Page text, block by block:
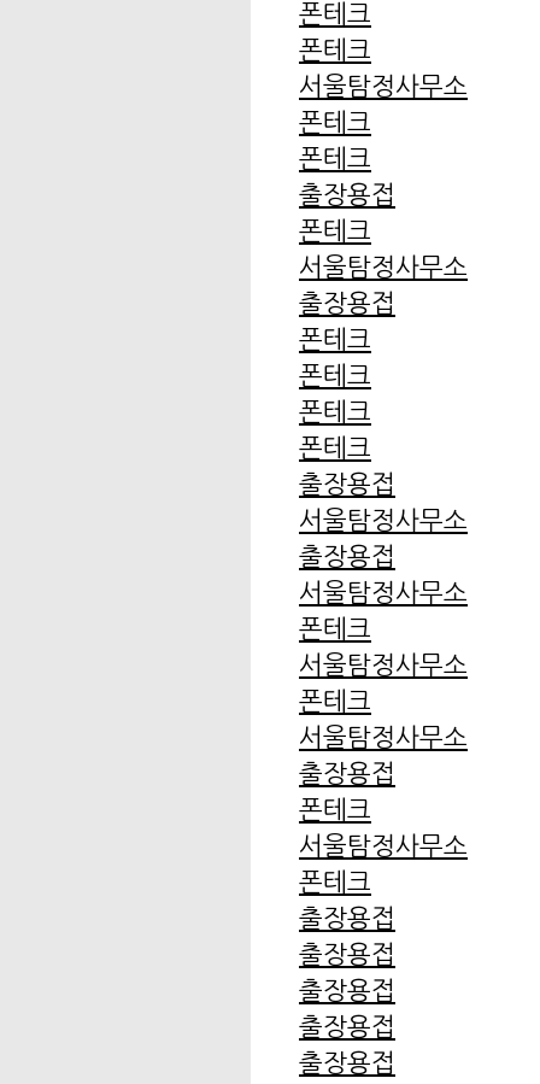
폰테크
폰테크
서울탐정사무소
폰테크
폰테크
출장용접
폰테크
서울탐정사무소
출장용접
폰테크
폰테크
폰테크
폰테크
출장용접
서울탐정사무소
출장용접
서울탐정사무소
폰테크
서울탐정사무소
폰테크
서울탐정사무소
출장용접
폰테크
서울탐정사무소
폰테크
출장용접
출장용접
출장용접
출장용접
출장용접